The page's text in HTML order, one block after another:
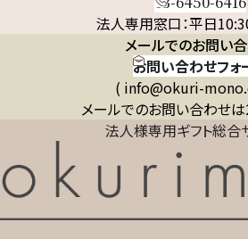
法人専用窓口：平日
メールでのお問い
お問い合わせフォ
( info@okuri-
メールでのお問い合わせ
法人様専用ギフト総合